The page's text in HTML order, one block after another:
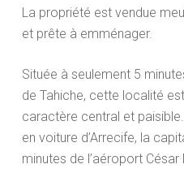
La propriété est vendue
et prête à emménager.
Située à seulement 5
de Tahiche, cette localité
caractère central et
en voiture d’Arrecife, la
minutes de l’aéroport